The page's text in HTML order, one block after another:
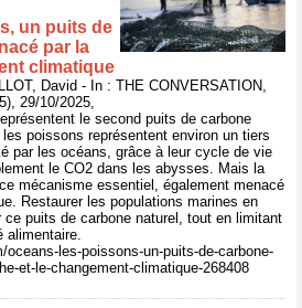
un puits de
par la
climatique
David - In : THE CONVERSATION,
29/10/2025,
le second puits de carbone
poissons représentent environ un tiers
par les océans, grâce à leur cycle de vie
le CO2 dans les abysses. Mais la
mécanisme essentiel, également menacé
Restaurer les populations marines en
ce puits de carbone naturel, tout en limitant
alimentaire.
les-poissons-un-puits-de-carbone-
et-le-changement-climatique-268408